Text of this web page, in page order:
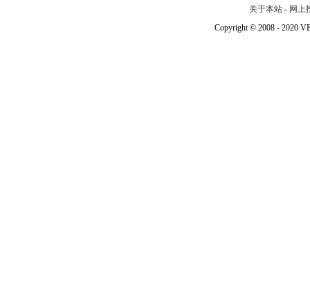
关于本站 - 网上
Copyright © 2008 - 2020